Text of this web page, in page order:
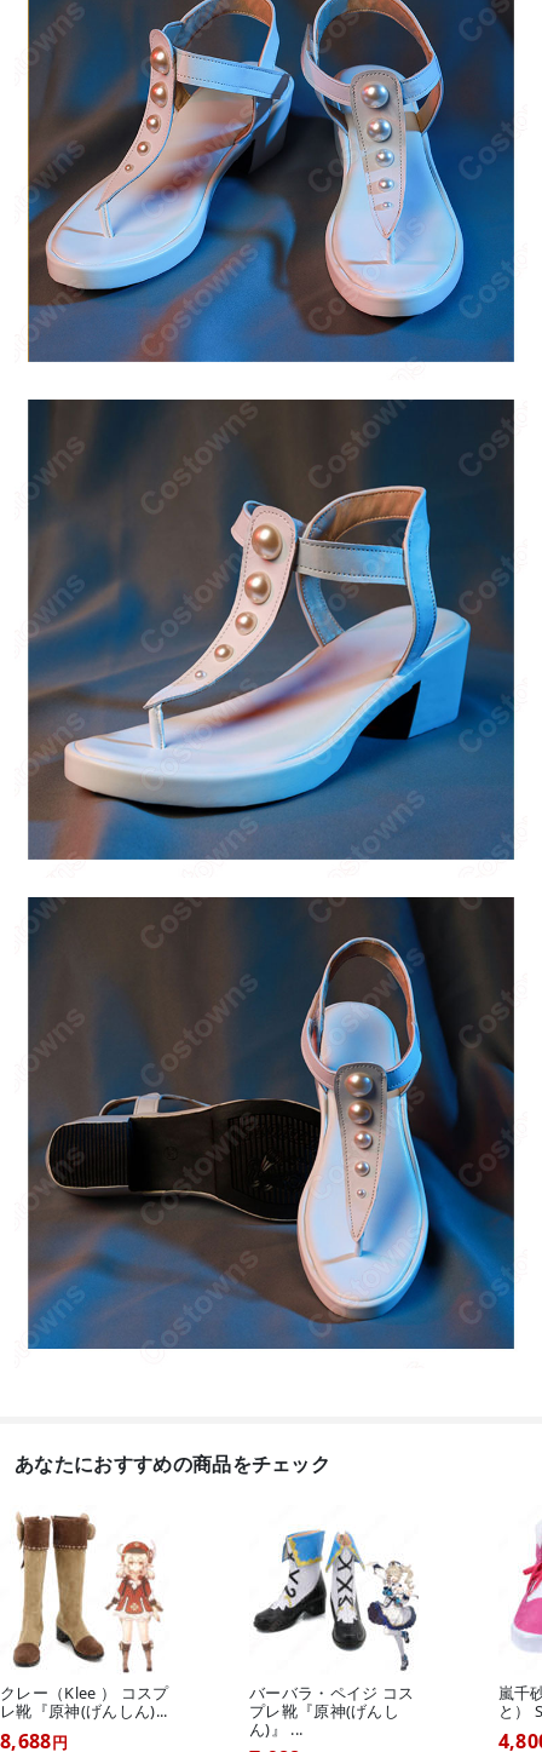
あなたにおすすめの商品をチェック
クレー（Klee ） コスプ
レ靴『原神(げんしん)...
8,688円
バーバラ・ペイジ コス
プレ靴『原神(げんし
ん)』 ...
嵐千
と）